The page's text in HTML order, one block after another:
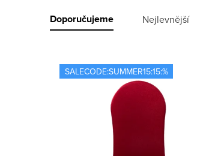
ý
Ř
Doporučujeme Nejlevnější
SALECODE:SUMMER15:15:%